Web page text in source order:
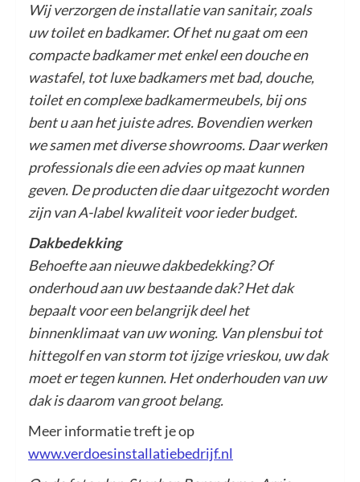
Wij verzorgen de installatie van sanitair, zoals
uw toilet en badkamer. Of het nu gaat om een
compacte badkamer met enkel een douche en
wastafel, tot luxe badkamers met bad, douche,
toilet en complexe badkamermeubels, bij ons
bent u aan het juiste adres. Bovendien werken
we samen met diverse showrooms. Daar werken
professionals die een advies op maat kunnen
geven. De producten die daar uitgezocht worden
zijn van A-label kwaliteit voor ieder budget.
Dakbedekking
Behoefte aan nieuwe dakbedekking? Of
onderhoud aan uw bestaande dak? Het dak
bepaalt voor een belangrijk deel het
binnenklimaat van uw woning. Van plensbui tot
hittegolf en van storm tot ijzige vrieskou, uw dak
moet er tegen kunnen. Het onderhouden van uw
dak is daarom van groot belang.
Meer informatie treft je op
www.verdoesinstallatiebedrijf.nl